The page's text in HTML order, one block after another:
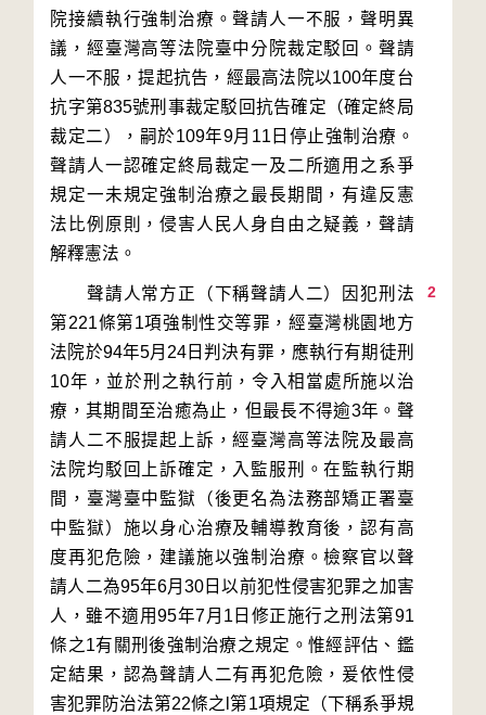
院接續執行強制治療。聲請人一不服，聲明異
議，經臺灣高等法院臺中分院裁定駁回。聲請
人一不服，提起抗告，經最高法院以100年度台
抗字第835號刑事裁定駁回抗告確定（確定終局
裁定二），嗣於109年9月11日停止強制治療。
聲請人一認確定終局裁定一及二所適用之系爭
規定一未規定強制治療之最長期間，有違反憲
法比例原則，侵害人民人身自由之疑義，聲請
2
聲請人常方正（下稱聲請人二）因犯刑法
第221條第1項強制性交等罪，經臺灣桃園地方
法院於94年5月24日判決有罪，應執行有期徒刑
10年，並於刑之執行前，令入相當處所施以治
療，其期間至治癒為止，但最長不得逾3年。聲
請人二不服提起上訴，經臺灣高等法院及最高
法院均駁回上訴確定，入監服刑。在監執行期
間，臺灣臺中監獄（後更名為法務部矯正署臺
中監獄）施以身心治療及輔導教育後，認有高
度再犯危險，建議施以強制治療。檢察官以聲
請人二為95年6月30日以前犯性侵害犯罪之加害
人，雖不適用95年7月1日修正施行之刑法第91
條之1有關刑後強制治療之規定。惟經評估、鑑
定結果，認為聲請人二有再犯危險，爰依性侵
害犯罪防治法第22條之l第1項規定（下稱系爭規